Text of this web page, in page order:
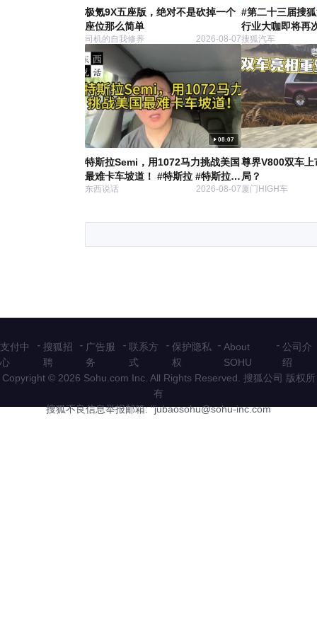
极氪9X五座版，绝对不是砍掉一个
座位那么简单
司机的自我修养 2026-08-07
#第二十三届搜
行业大咖即将再
由中国国际贸易
业分会作为指导
主办的第二十三
脑风暴将正式启
联合会副会长、
委员会汽车行业
预祝寄语。
搜狐汽车
08:07
特斯拉Semi，用1072马力挑战美国
最难卡车坡道！ #特斯拉 #特斯拉
semi #卡车
东西说话 2026-08-07
尊界V800双车
局？
厦门HIGH车
支付中
心
- 搜狐招
聘
- 广告服
务
- 联系方
式
- 保护隐私
权
- About
SOHU
- 公司介
绍
Copyright © 2026 Sohu.com Inc. All Rights Reserved. 搜狐公司 版权所
有
搜狐不良信息举报邮箱: "jubaosohu@sohu-inc.com